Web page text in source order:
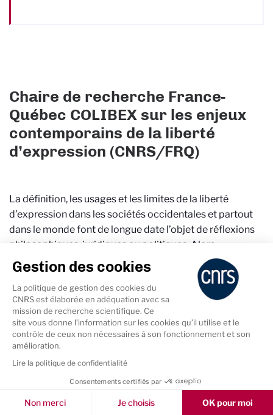
Chaire de recherche France-
Québec COLIBEX sur les enjeux
contemporains de la liberté
d’expression (CNRS/FRQ)
La définition, les usages et les limites de la liberté
d’expression dans les sociétés occidentales et partout
dans le monde font de longue date l’objet de réflexions
philosophiques, juridiques ou politiques. Alors
qu’aujourd’hui, l’héritage des Lumières est contesté, il
est essentiel de comprendre pourquoi, à quelles fins,
dans quels contextes la liberté d’expression a été
envisagée comme un idéal pour la connaissance et un
principe politique. Il est non moins indispensable de
comprendre comment elle a été régulée par les
différents régimes politiques qui l'ont reconnue afin
d'éclairer les cadres normatifs et les pratiques à l'ère
contemporaine, ainsi que les nouveaux défis qui se
posent dans divers domaines : sciences, religions, arts,
Gestion des cookies
La politique de gestion des cookies du
CNRS est élaborée en adéquation avec sa
mission de recherche scientifique. Ce
site vous donne l’information sur les cookies qu’il utilise et le
contrôle de ceux non nécessaires à son fonctionnement et son
amélioration.
Lire la politique de confidentialité
Consentements certifiés par
Non merci Je choisis OK pour moi